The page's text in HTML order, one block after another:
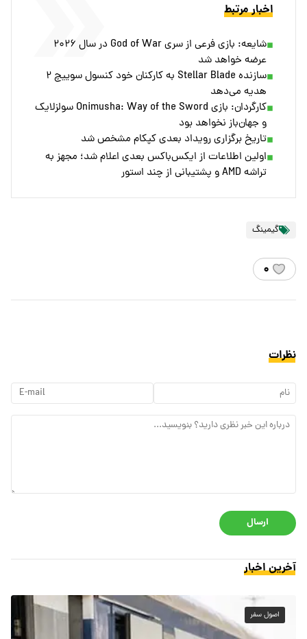
اخبار مرتبط
شایعه: بازی فرعی از سری God of War در سال ۲۰۲۶
عرضه خواهد شد
سازنده Stellar Blade به کارکنان خود کنسول سوییچ ۲
هدیه می‌دهد
کارگردان: بازی Onimusha: Way of the Sword سولزلایک
و جهان‌باز نخواهد بود
تاریخ برگزاری رویداد بعدی کپکام مشخص شد
اولین اطلاعات از ایکس‌باکس بعدی اعلام شد؛ مجهز به
تراشه AMD و پشتیبانی از چند استور
گیمینگ
۰
نظرات
ارسال
آخرین اخبار
اصول سفر